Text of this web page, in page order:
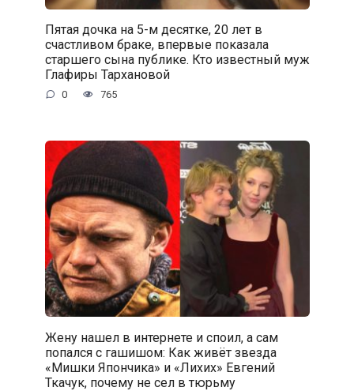
Пятая дочка на 5-м десятке, 20 лет в
счастливом браке, впервые показала
старшего сына публике. Кто известный муж
Глафиры Тархановой
0 765
Жену нашел в интернете и споил, а сам
попался с гaшишoм: Как живёт звезда
«Мишки Япончика» и «Лихих» Евгений
Ткачук, почему не сел в тюрьму